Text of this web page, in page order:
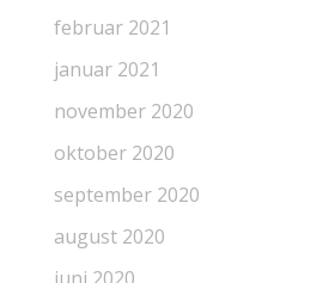
februar 2021
januar 2021
november 2020
oktober 2020
september 2020
august 2020